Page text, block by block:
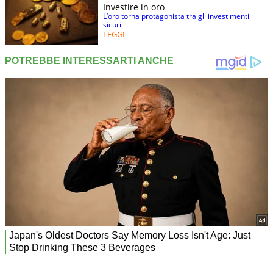
Investire in oro
L’oro torna protagonista tra gli investimenti
sicuri
LEGGI